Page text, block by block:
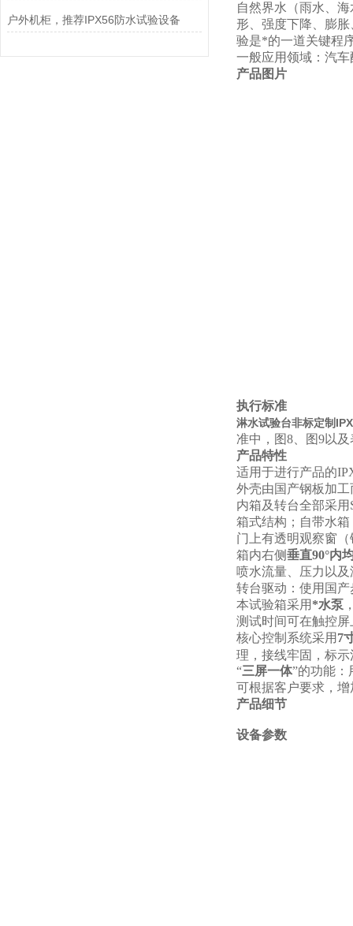
户外机柜，推荐IPX56防水试验设备
自然界水（雨水、
形、强度下降、膨
验是*的一道关键程
一般应用领域：汽
产品图片
执行标准
淋水试验台非标定制
准中，图8、图9以
产品特性
适用于进行产品的
外壳由国产钢板加
内箱及转台全部采
箱式结构；自带水
门上有透明观察窗
箱内右侧垂直90°内
喷水流量、压力以
转台驱动：使用国
本试验箱采用 *水泵
测试时间可在触控屏
核心控制系统采用 7
理，接线牢固，标示
“三屏一体”的功能：
可根据客户要求，
产品细节
设备参数